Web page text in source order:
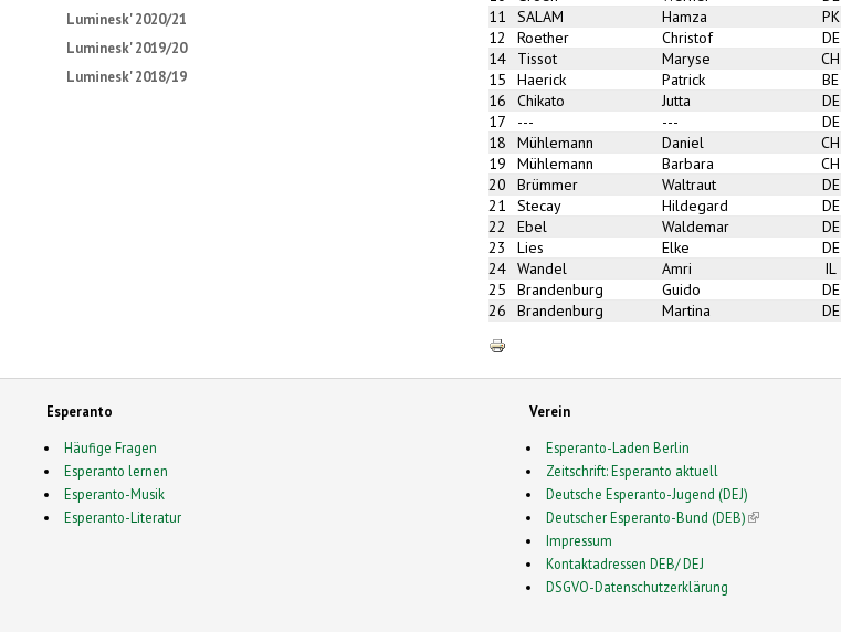
Luminesk' 2020/21
Luminesk' 2019/20
Luminesk' 2018/19
11
SALAM Hamza PK
12
Roether Christof DE
14
Tissot Maryse CH
15
Haerick Patrick BE
16
Chikato Jutta DE
17
--- --- DE
18
Mühlemann Daniel CH
19
Mühlemann Barbara CH
20
Brümmer Waltraut DE
21
Stecay Hildegard DE
22
Ebel Waldemar DE
23
Lies Elke DE
24 Wandel Amri IL
25
Brandenburg Guido DE
26
Brandenburg Martina DE
Esperanto
Häufige Fragen
Esperanto lernen
Esperanto-Musik
Esperanto-Literatur
Verein
Esperanto-Laden Berlin
Zeitschrift: Esperanto aktuell
Deutsche Esperanto-Jugend (DEJ)
Deutscher Esperanto-Bund (DEB)(link is external)
Impressum
Kontaktadressen DEB/ DEJ
DSGVO-Datenschutzerklärung